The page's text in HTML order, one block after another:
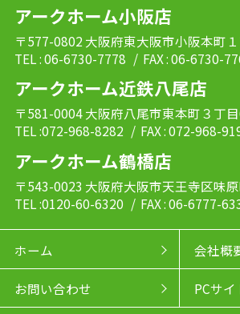
アークホーム小阪店
〒577-0802 大阪府東大阪市小阪本町
TEL : 06-6730-7778 / FAX : 06-6730-
アークホーム近鉄八尾店
〒581-0004 大阪府八尾市東本町３丁
TEL :072-968-8282 / FAX : 072-968-
アークホーム鶴橋店
〒543-0023 大阪府大阪市天王寺区味
TEL :0120-60-6320 / FAX : 06-6777-
ホーム 会社概
お問い合わせ PCサイ